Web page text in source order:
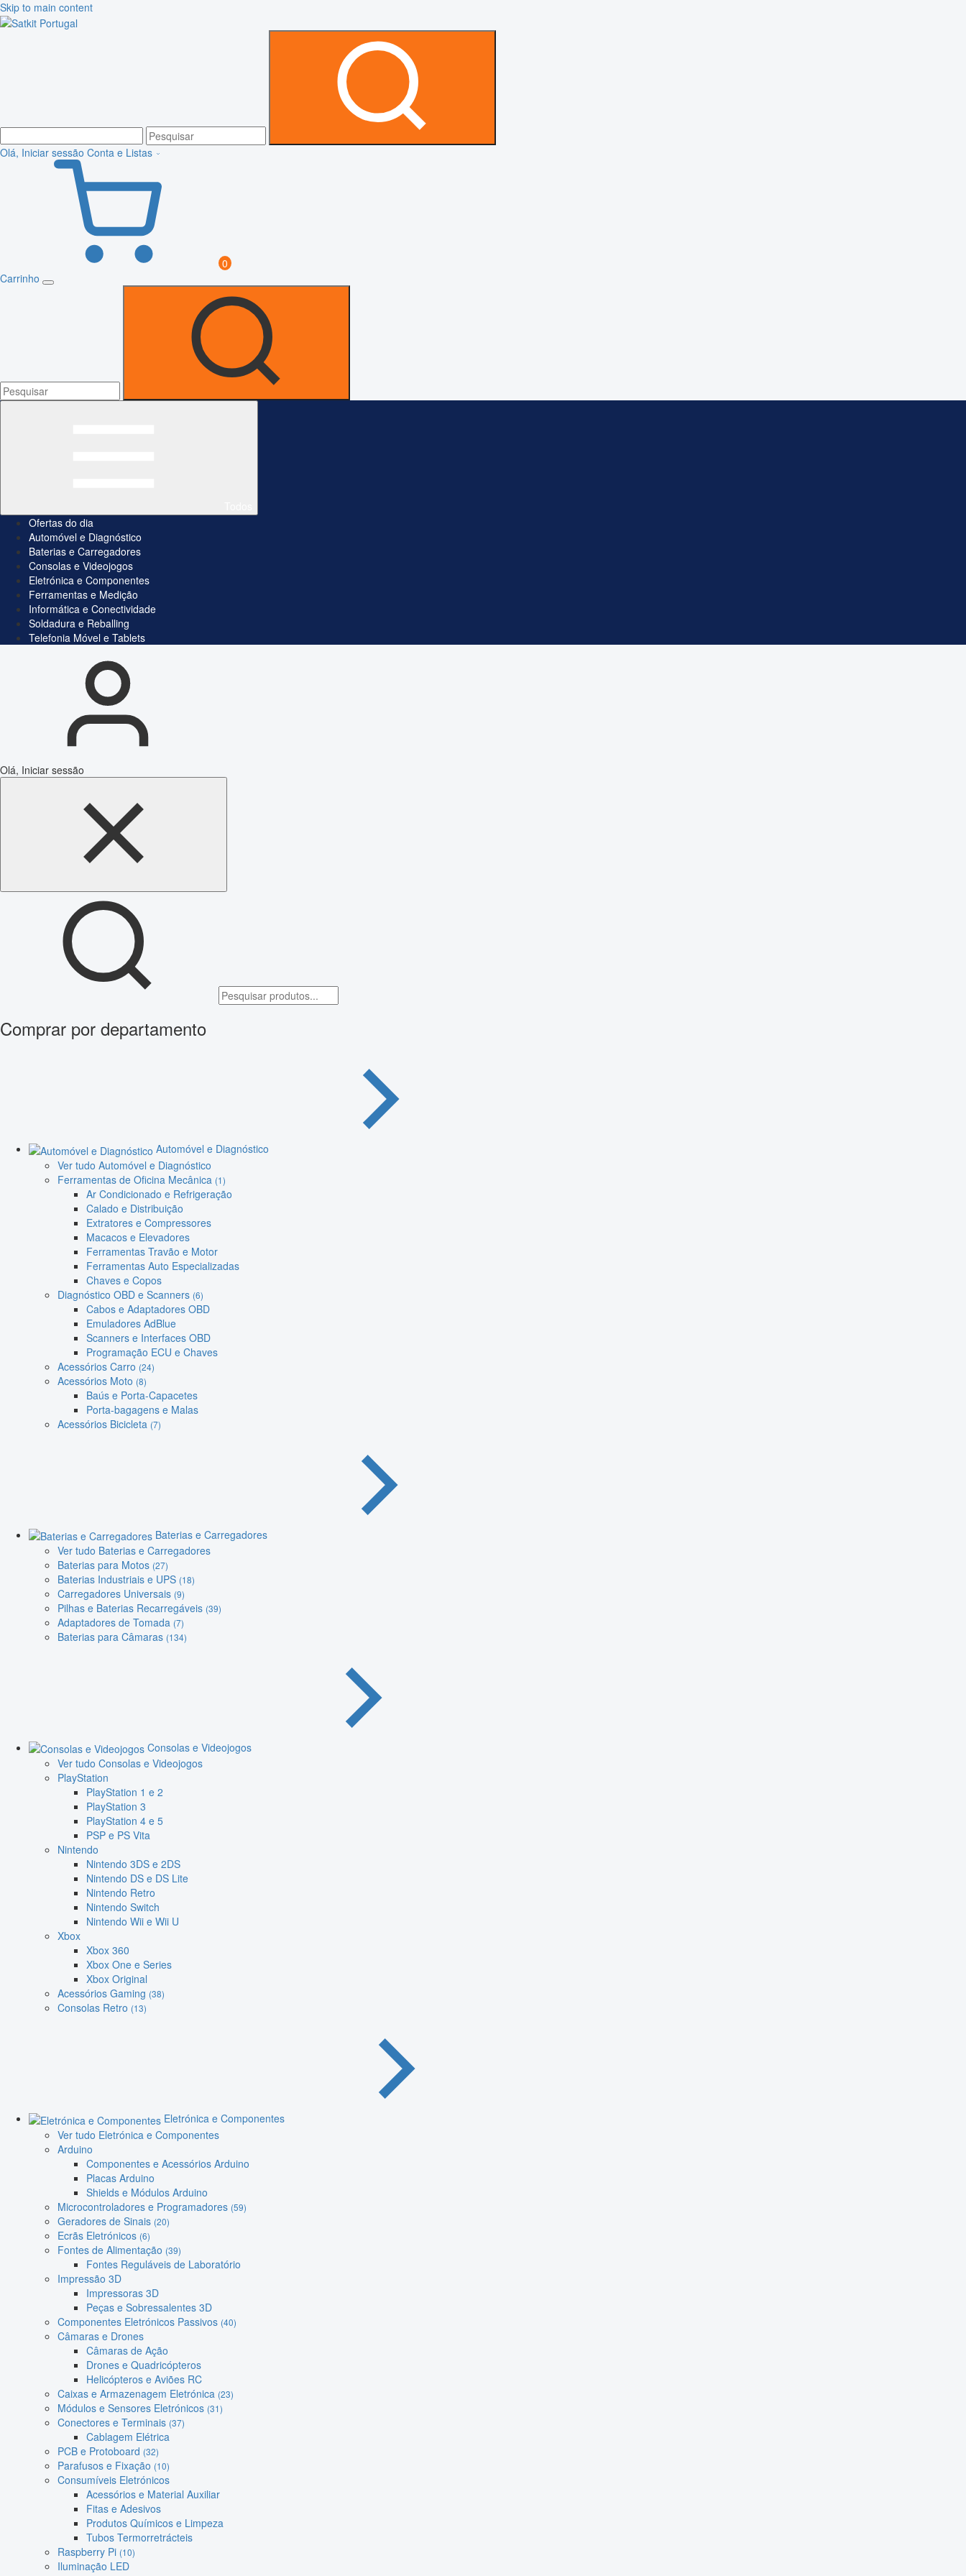
Skip to main content
Olá, Iniciar sessão Conta e Listas
0
Carrinho
Ofertas do dia
Automóvel e Diagnóstico
Baterias e Carregadores
Consolas e Videojogos
Eletrónica e Componentes
Ferramentas e Medição
Informática e Conectividade
Soldadura e Reballing
Telefonia Móvel e Tablets
Olá, Iniciar sessão
Comprar por departamento
Automóvel e Diagnóstico
Ver tudo Automóvel e Diagnóstico
Ferramentas de Oficina Mecânica (1)
Ar Condicionado e Refrigeração
Calado e Distribuição
Extratores e Compressores
Macacos e Elevadores
Ferramentas Travão e Motor
Ferramentas Auto Especializadas
Chaves e Copos
Diagnóstico OBD e Scanners (6)
Cabos e Adaptadores OBD
Emuladores AdBlue
Scanners e Interfaces OBD
Programação ECU e Chaves
Acessórios Carro (24)
Acessórios Moto (8)
Baús e Porta-Capacetes
Porta-bagagens e Malas
Acessórios Bicicleta (7)
Baterias e Carregadores
Ver tudo Baterias e Carregadores
Baterias para Motos (27)
Baterias Industriais e UPS (18)
Carregadores Universais (9)
Pilhas e Baterias Recarregáveis (39)
Adaptadores de Tomada (7)
Baterias para Câmaras (134)
Consolas e Videojogos
Ver tudo Consolas e Videojogos
PlayStation
PlayStation 1 e 2
PlayStation 3
PlayStation 4 e 5
PSP e PS Vita
Nintendo
Nintendo 3DS e 2DS
Nintendo DS e DS Lite
Nintendo Retro
Nintendo Switch
Nintendo Wii e Wii U
Xbox
Xbox 360
Xbox One e Series
Xbox Original
Acessórios Gaming (38)
Consolas Retro (13)
Eletrónica e Componentes
Ver tudo Eletrónica e Componentes
Arduino
Componentes e Acessórios Arduino
Placas Arduino
Shields e Módulos Arduino
Microcontroladores e Programadores (59)
Geradores de Sinais (20)
Ecrãs Eletrónicos (6)
Fontes de Alimentação (39)
Fontes Reguláveis de Laboratório
Impressão 3D
Impressoras 3D
Peças e Sobressalentes 3D
Componentes Eletrónicos Passivos (40)
Câmaras e Drones
Câmaras de Ação
Drones e Quadricópteros
Helicópteros e Aviões RC
Caixas e Armazenagem Eletrónica (23)
Módulos e Sensores Eletrónicos (31)
Conectores e Terminais (37)
Cablagem Elétrica
PCB e Protoboard (32)
Parafusos e Fixação (10)
Consumíveis Eletrónicos
Acessórios e Material Auxiliar
Fitas e Adesivos
Produtos Químicos e Limpeza
Tubos Termorretrácteis
Raspberry Pi (10)
Iluminação LED